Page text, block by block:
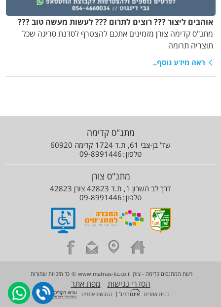
אוהבים ליצור ??? רוצים לתרום ??? לעשות מעשה טוב ???
מתנ"ס קדימה צורן מזמינים אתכם להצטרף לסדנת סריגה שכל
תוצריה תרומה
ראה מידע נוסף..
מתנ"ס קדימה
שד' בן-צבי 61, ת.ד 1724 קדימה 60920
טלפון 09-8991446
מתנ"ס צורן
דרך לב השרון 1, ת.ד 42823 צורן 42823
טלפון 09-8991446
רשת המתנסים קדימה - צורן www.matnas-kz.co.il
© כל הזכויות שמורות
הסדרי נגישות מפת אתר
בניית אתרים | הנגשת אתרים